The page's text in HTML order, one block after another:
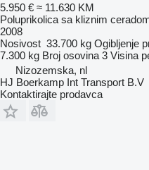
5.950 € ≈ 11.630 KM
Poluprikolica sa kliznim
2008
Nosivost 33.700 kg Ogibljenje
7.300 kg Broj osovina 3 Visina
Nizozemska, nl
HJ Boerkamp Int Transport B.V
Kontaktirajte prodavca